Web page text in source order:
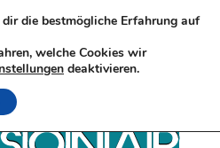
die bestmögliche Erfahrung auf
welche Cookies wir
deaktivieren.